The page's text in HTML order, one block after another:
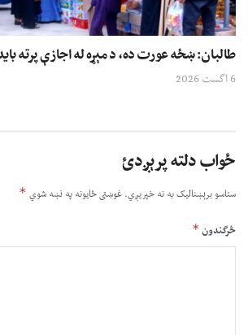
طالبان: ښځه عورت ده، د مېړه له اجازې پرته
6 اگست 2026
ځواب دلته پرېږدئ
ستاسو برېښناليک به نه خپريږي.غوښتى ځایونه په نښه شوي *
څرگندون*